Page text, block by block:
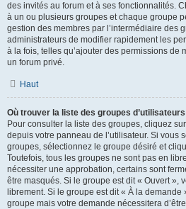
des invités au forum et à ses fonctionnalités.
à un ou plusieurs groupes et chaque groupe
gestion des membres par l’intermédiaire des
administrateurs de modifier rapidement les
à la fois, telles qu’ajouter des permissions de
un forum privé.
Haut
Où trouver la liste des groupes
Pour consulter la liste des groupes, cliquez
depuis votre panneau de l’utilisateur. Si vous
groupes, sélectionnez le groupe désiré et
Toutefois, tous les groupes ne sont pas en
nécessiter une approbation, certains sont
être masqués. Si le groupe est dit « Ouvert »,
librement. Si le groupe est dit « À la
groupe mais votre demande nécessitera